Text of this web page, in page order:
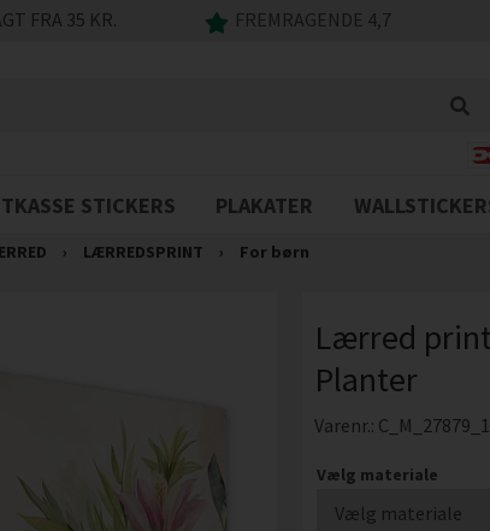
FRA 35 KR. FREMRAGENDE 4,7
STICKERS PLAKATER
› LÆRREDSPRINT › For børn
Lærred
Planter
Varenr.: C_M_27879_1
Vælg materiale